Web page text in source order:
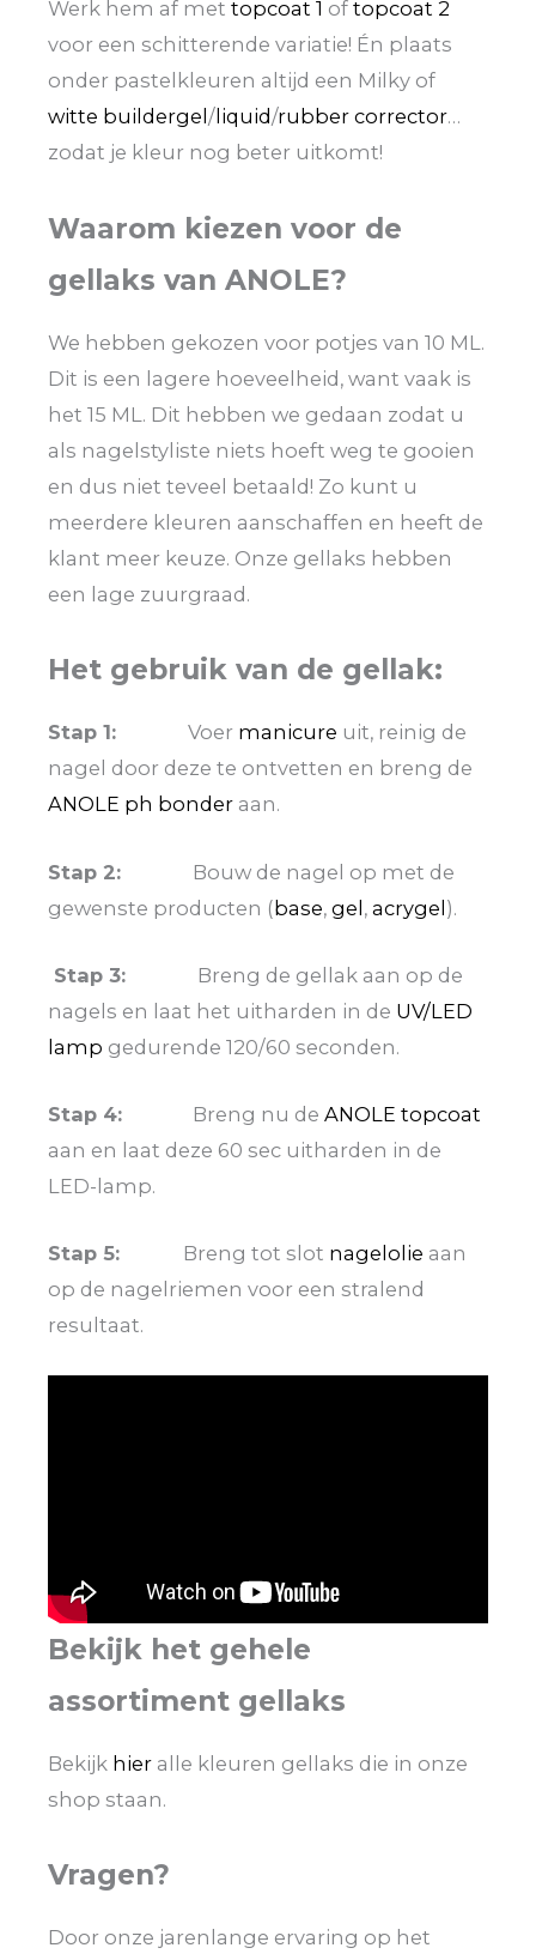
Werk hem af met topcoat 1 of topcoat 2
voor een schitterende variatie! Én plaats
onder pastelkleuren altijd een Milky of
witte buildergel / liquid/rubber corrector…
zodat je kleur nog beter uitkomt!
Waarom kiezen voor de
gellaks van ANOLE?
We hebben gekozen voor potjes van 10 ML.
Dit is een lagere hoeveelheid, want vaak is
het 15 ML. Dit hebben we gedaan zodat u
als nagelstyliste niets hoeft weg te gooien
en dus niet teveel betaald! Zo kunt u
meerdere kleuren aanschaffen en heeft de
klant meer keuze. Onze gellaks hebben
een lage zuurgraad.
Het gebruik van de gellak:
Stap 1: Voer manicure uit, reinig de
nagel door deze te ontvetten en breng de
ANOLE ph bonder aan.
Stap 2: Bouw de nagel op met de
gewenste producten (base, gel, acrygel).
Stap 3: Breng de gellak aan op de
nagels en laat het uitharden in de UV/LED
lamp gedurende 120/60 seconden.
Stap 4: Breng nu de ANOLE topcoat
aan en laat deze 60 sec uitharden in de
LED-lamp.
Stap 5: Breng tot slot nagelolie aan
op de nagelriemen voor een stralend
resultaat.
Bekijk het gehele
assortiment gellaks
Bekijk hier alle kleuren gellaks die in onze
shop staan.
Vragen?
Door onze jarenlange ervaring op het